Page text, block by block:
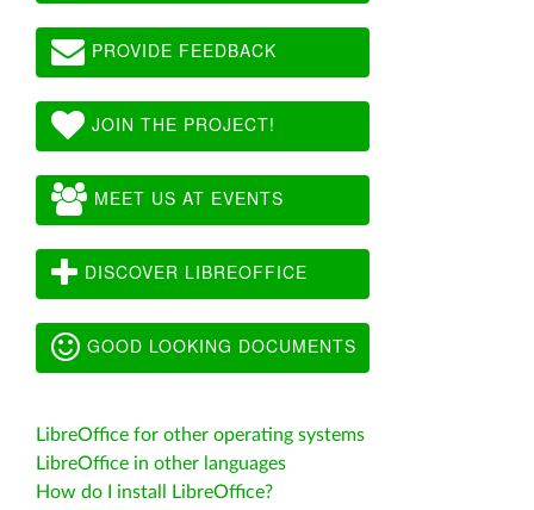
PROVIDE FEEDBACK
JOIN THE PROJECT!
MEET US AT EVENTS
DISCOVER LIBREOFFICE
GOOD LOOKING DOCUMENTS
LibreOffice for other operating systems
LibreOffice in other languages
How do I install LibreOffice?